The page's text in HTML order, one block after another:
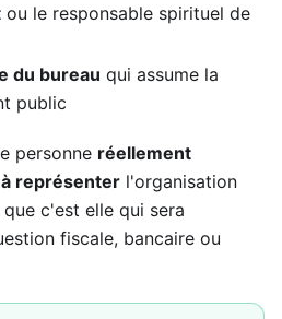
ou le responsable spirituel de
du bureau qui assume la
public
personne réellement
représenter l'organisation
c'est elle qui sera
fiscale, bancaire ou